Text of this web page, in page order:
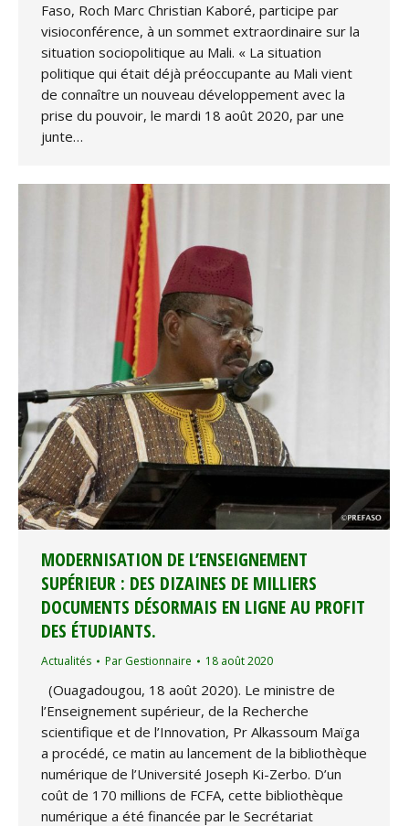
Faso, Roch Marc Christian Kaboré, participe par
visioconférence, à un sommet extraordinaire sur la
situation sociopolitique au Mali. « La situation
politique qui était déjà préoccupante au Mali vient
de connaître un nouveau développement avec la
prise du pouvoir, le mardi 18 août 2020, par une
junte…
MODERNISATION DE L’ENSEIGNEMENT
SUPÉRIEUR : DES DIZAINES DE MILLIERS
DOCUMENTS DÉSORMAIS EN LIGNE AU PROFIT
DES ÉTUDIANTS.
Actualités Par Gestionnaire 18 août 2020
(Ouagadougou, 18 août 2020). Le ministre de
l’Enseignement supérieur, de la Recherche
scientifique et de l’Innovation, Pr Alkassoum Maïga
a procédé, ce matin au lancement de la bibliothèque
numérique de l’Université Joseph Ki-Zerbo. D’un
coût de 170 millions de FCFA, cette bibliothèque
numérique a été financée par le Secrétariat